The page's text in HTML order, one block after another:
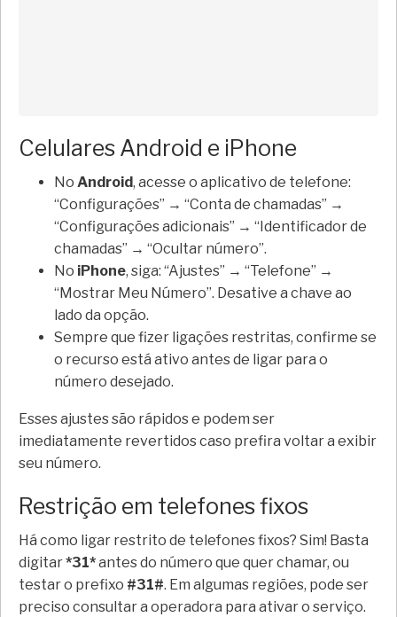
Celulares Android e iPhone
No Android, acesse o aplicativo de telefone:
“Configurações” → “Conta de chamadas” →
“Configurações adicionais” → “Identificador de
chamadas” → “Ocultar número”.
No iPhone, siga: “Ajustes” → “Telefone” →
“Mostrar Meu Número”. Desative a chave ao
lado da opção.
Sempre que fizer ligações restritas, confirme se
o recurso está ativo antes de ligar para o
número desejado.
Esses ajustes são rápidos e podem ser
imediatamente revertidos caso prefira voltar a exibir
seu número.
Restrição em telefones fixos
Há como ligar restrito de telefones fixos? Sim! Basta
digitar*31*antes do número que quer chamar, ou
testar o prefixo #31#. Em algumas regiões, pode ser
preciso consultar a operadora para ativar o serviço.